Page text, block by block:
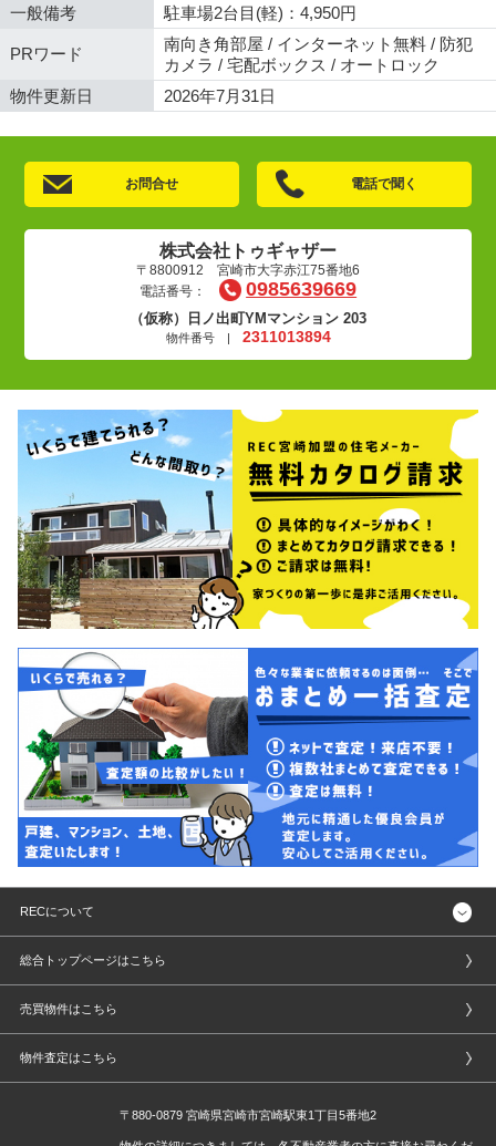
一般備考
駐車場2台目(軽)：4,950円
PRワード
南向き角部屋 / インターネット無料 / 防犯
カメラ / 宅配ボックス / オートロック
物件更新日
2026年7月31日
お問合せ 電話で聞く
株式会社トゥギャザー
〒8800912 宮崎市大字赤江75番地6
電話番号：
0985639669
（仮称）日ノ出町YMマンション 203
物件番号 | 2311013894
RECについて
総合トップページはこちら
売買物件はこちら
物件査定はこちら
〒880-0879 宮崎県宮崎市宮崎駅東1丁目5番地2